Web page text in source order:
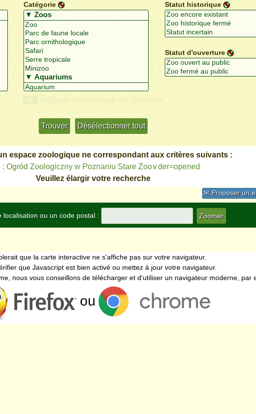
Catégorie Statut historique
Statut d'ouverture
espace zoologique ne correspondant aux critères suivants :
: Ogród Zoologiczny w Poznaniu Stare Zoo∨der=opened
Veuillez élargir votre recherche
✉ Proposer un
localisation ou un code postal :
que la carte interactive ne s'affiche pas sur votre navigateur.
que Javascript est bien activé ou mettez à jour votre navigateur.
nous vous conseillons de télécharger et d'utiliser un navigateur moderne, par
ou